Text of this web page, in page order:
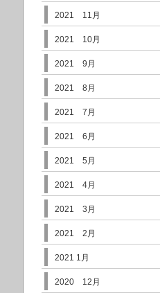
2021 11月
2021 10月
2021 9月
2021 8月
2021 7月
2021 6月
2021 5月
2021 4月
2021 3月
2021 2月
2021 1月
2020 12月